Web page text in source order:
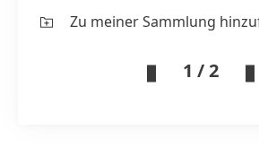
Zu meiner Sammlung
1 / 2